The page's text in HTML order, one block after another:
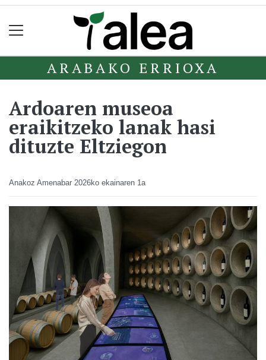
ARABAKO ERRIOXA
Ardoaren museoa
eraikitzeko lanak hasi
dituzte Eltziegon
Anakoz Amenabar 2026ko ekainaren 1a